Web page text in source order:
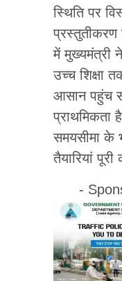
स्थिति पर
प्रस्तुतीकरण
में मुख्यमंत्री
उच्च शिक्षा
आसान पहुंच
प्राथमिकता
समयसीमा के
तैयारियां पूरी
-